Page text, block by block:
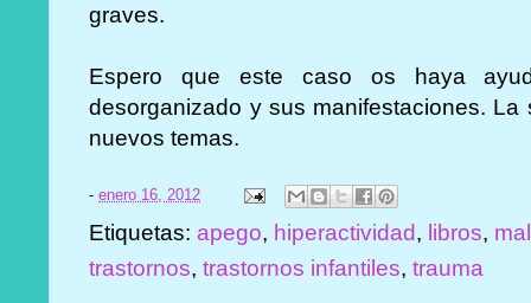
graves.
Espero que este caso os haya
desorganizado y sus manifestaciones.
nuevos temas.
-enero 16, 2012
Etiquetas:apego, hiperactividad, libros,
trastornos,trastornos infantiles,trauma